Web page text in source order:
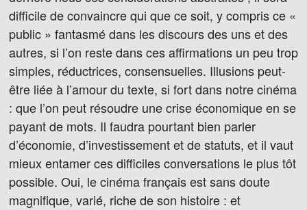
difficile de convaincre qui que ce soit, y compris ce «
public » fantasmé dans les discours des uns et des
autres, si l’on reste dans ces affirmations un peu trop
simples, réductrices, consensuelles. Illusions peut-
être liée à l’amour du texte, si fort dans notre cinéma
: que l’on peut résoudre une crise économique en se
payant de mots. Il faudra pourtant bien parler
d’économie, d’investissement et de statuts, et il vaut
mieux entamer ces difficiles conversations le plus tôt
possible. Oui, le cinéma français est sans doute
magnifique, varié, riche de son histoire : et